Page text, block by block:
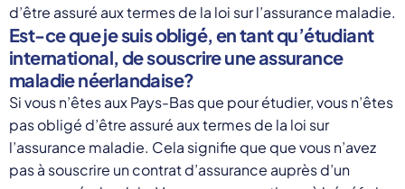
d’être assuré aux termes de la loi sur l’assurance maladie.
Est-ce que je suis obligé, en tant qu’étudiant
international, de souscrire une assurance
maladie néerlandaise?
Si vous n’êtes aux Pays-Bas que pour étudier, vous n’êtes
pas obligé d’être assuré aux termes de la loi sur
l’assurance maladie. Cela signifie que que vous n’avez
pas à souscrire un contrat d’assurance auprès d’un